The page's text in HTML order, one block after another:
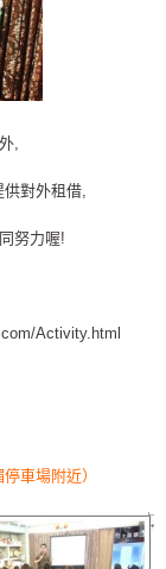
,
對外租借,
努力喔!
Activity.html
場附近）